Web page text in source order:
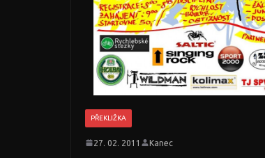
PŘEKLIŽKA
27. 02. 2011 Kanec